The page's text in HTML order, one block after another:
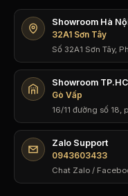
Showroom Hà
32A1 Sơn Tây
Số 32A1 Sơn Tây,
Showroom
Gò Vấp
16/11 đường số 18,
Zalo Support
0943603433
Chat Zalo /